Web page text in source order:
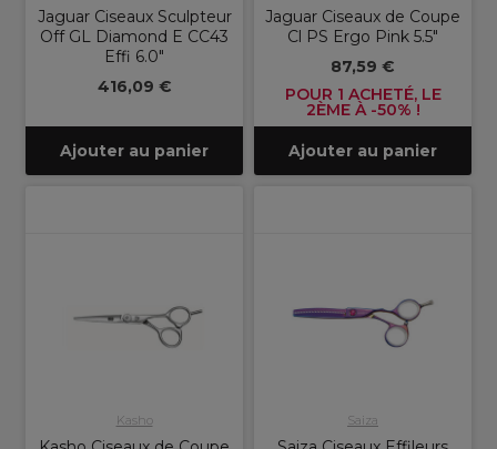
Jaguar Ciseaux Sculpteur
Off GL Diamond E CC43
Effi 6.0"
416,09 €
Ajouter au panier
Jaguar Ciseaux de Coupe
Cl PS Ergo Pink 5.5"
87,59 €
POUR 1 ACHETÉ, LE
2ÈME À -50% !
Ajouter au panier
Kasho Saiza